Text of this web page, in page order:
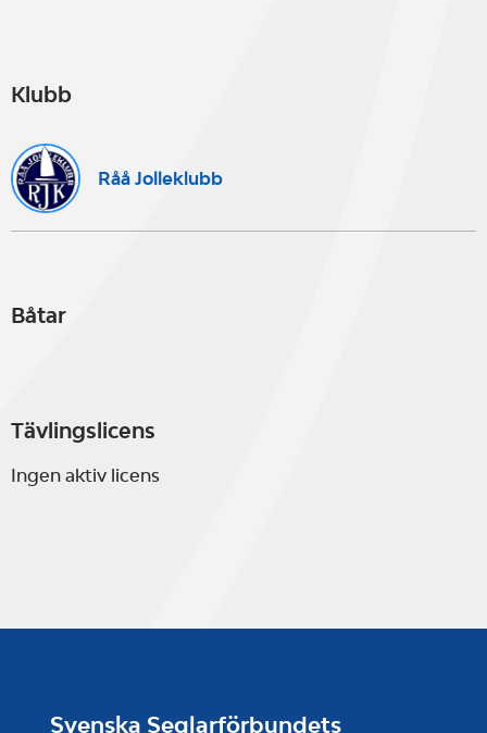
Klubb
Råå Jolleklubb
Båtar
Tävlingslicens
Ingen aktiv licens
Svenska Seglarförbundets